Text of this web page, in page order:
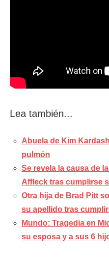
Lea también...
Abuela de Kim
pulmón
Se revela la causa de
Affleck tras cumplirse
Otra hija de Brad Pitt
su apellido tras
Mundo: Tragedia en
su esposa y a sus 6